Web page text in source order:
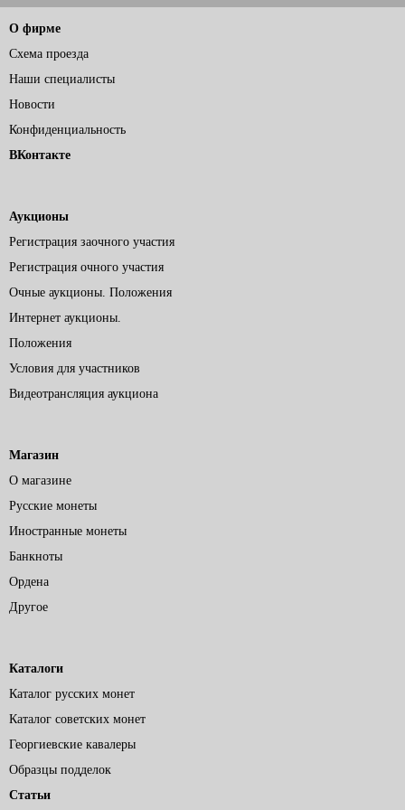
О фирме
Схема проезда
Наши специалисты
Новости
Конфиденциальность
ВКонтакте
Аукционы
Регистрация заочного участия
Регистрация очного участия
Очные аукционы. Положения
Интернет аукционы.
Положения
Условия для участников
Видеотрансляция аукциона
Магазин
О магазине
Русские монеты
Иностранные монеты
Банкноты
Ордена
Другое
Каталоги
Каталог русских монет
Каталог советских монет
Георгиевские кавалеры
Образцы подделок
Статьи